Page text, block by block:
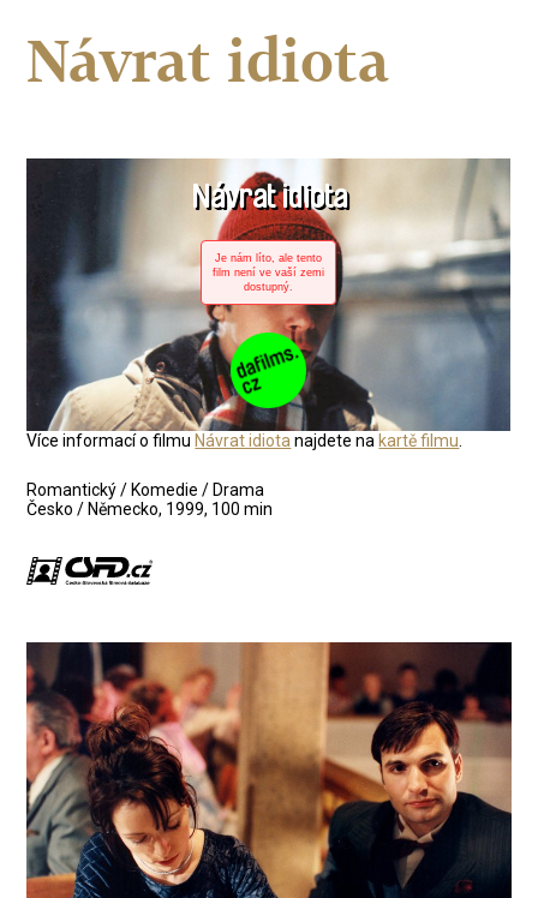
Návrat idiota
Více informací o filmu Návrat idiota najdete na kartě filmu
Romantický / Komedie / Drama
Česko / Německo, 1999, 100 min